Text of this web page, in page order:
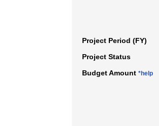
Project Period (FY)
Project Status
Budget Amount *help